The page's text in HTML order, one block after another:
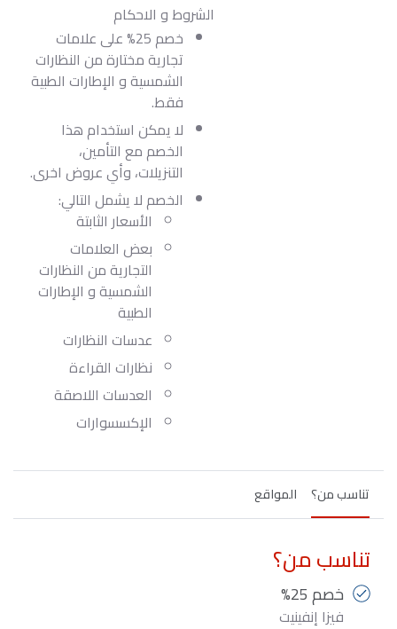
الشروط و الاحكام
خصم 25% على علامات
تجارية مختارة من النظارات
الشمسية و الإطارات الطبية
فقط.
لا يمكن استخدام هذا
الخصم مع التأمين،
التنزيلات، وأي عروض اخرى.
الخصم لا يشمل التالي:
الأسعار الثابتة
بعض العلامات
التجارية من النظارات
الشمسية و الإطارات
الطبية
عدسات النظارات
نظارات القراءة
العدسات اللاصقة
الإكسسوارات
تناسب من؟ المواقع
تناسب من؟
خصم 25%
فيزا إنفينيت